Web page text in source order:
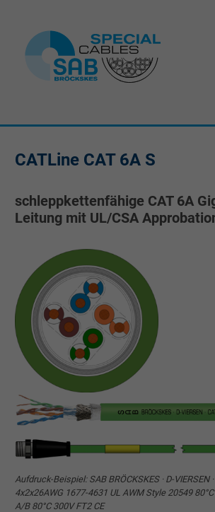
CATLine CAT 6A S
schleppkettenfähige CAT 6A
Leitung mit UL/CSA
Aufdruck-Beispiel: SAB BRÖCKSKES · D-VIERSEN
4x2x26AWG 1677-4631 UL AWM Style 20549
A/B 80°C 300V FT2 CE